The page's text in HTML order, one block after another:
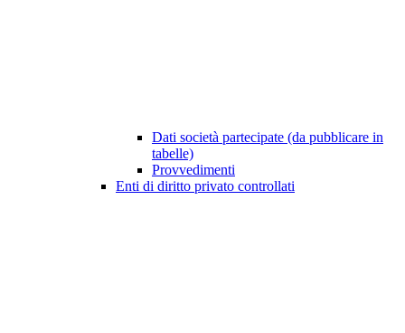
Dati società partecipate (da pubblicare in
tabelle)
Provvedimenti
Enti di diritto privato controllati